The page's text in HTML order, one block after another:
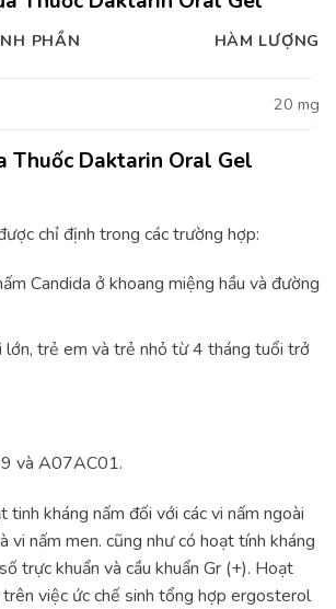
PHẦN HÀM LƯỢNG
20 mg
Thuốc Daktarin Oral Gel
chỉ định trong các trường hợp:
Candida ở khoang miệng hầu và đường
lớn, trẻ em và trẻ nhỏ từ 4 tháng tuổi trở
và A07AC01.
tinh kháng nấm đối với các vi nấm ngoài
vi nấm men. cũng như có hoạt tính kháng
trực khuẩn và cầu khuẩn Gr (+). Hoạt
việc ức chế sinh tổng hợp ergosterol